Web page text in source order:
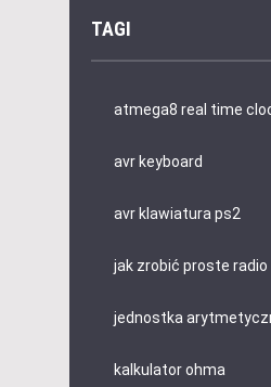
TAGI
atmega8 real time
avr keyboard
avr klawiatura ps2
jak zrobić proste radio
jednostka
kalkulator ohma